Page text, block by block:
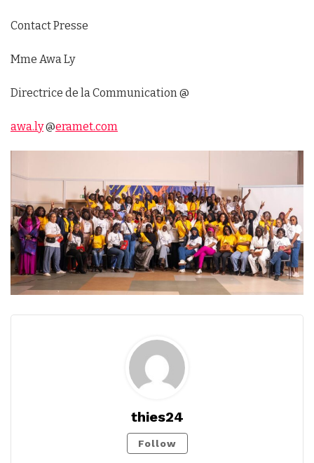
Contact Presse
Mme Awa Ly
Directrice de la Communication @
awa.ly@eramet.com
thies24
Follow